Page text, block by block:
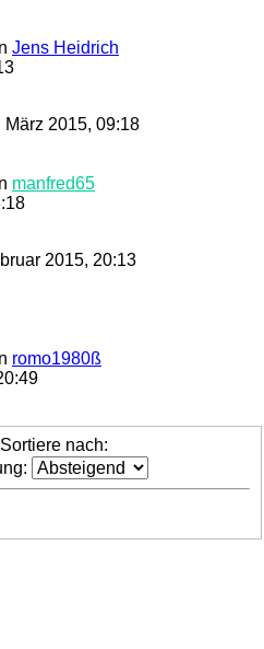
Jens Heidrich
März 2015, 09:18
manfred65
2015, 20:13
romo1980ß
Sortiere nach: